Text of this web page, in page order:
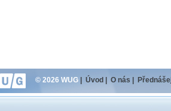
© 2026 WUG Úvod O nás